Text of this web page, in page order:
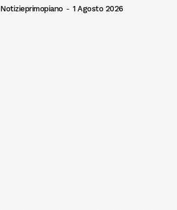
Notizieprimopiano - 1 Agosto 2026